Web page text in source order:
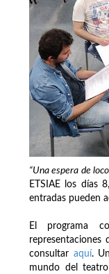
“Una espera de
ETSIAE los días
entradas pueden
El programa
representaciones
consultar aquí.
mundo del